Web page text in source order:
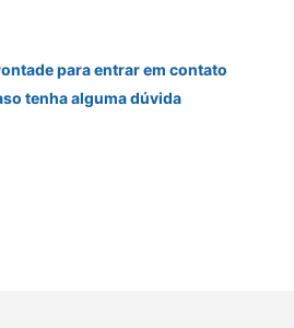
para entrar em contato
tenha alguma dúvida